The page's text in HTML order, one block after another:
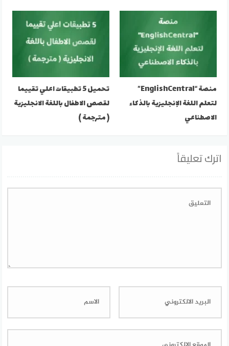
منصة “EnglishCentral”
لتعلم اللغة الإنجليزية بالذكاء
الاصطناعي
تحميل 5 تطبيقات اعلي تقييما
لقصص الاطفال باللغة الانجليزية
( مترجمة )
اترك تعليقاً